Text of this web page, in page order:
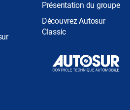
Présentation du groupe
Découvrez Autosur
Classic